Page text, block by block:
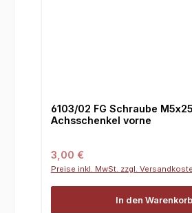
6103/02 FG Schraube
Achsschenkel vorne
Regulärer Preis:
3,00 €
Preise inkl. MwSt. zzgl.
In den Warenkorb